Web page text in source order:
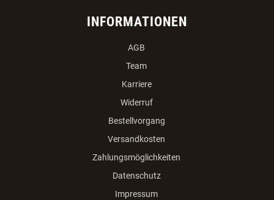
INFORMATIONEN
AGB
Team
Karriere
Widerruf
Bestellvorgang
Versandkosten
Zahlungsmöglichkeiten
Datenschutz
Impressum